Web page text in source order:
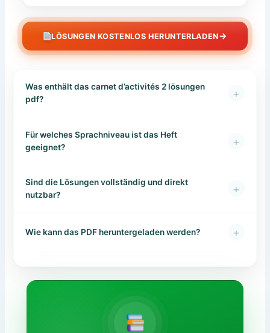
LÖSUNGEN KOSTENLOS HERUNTERLADEN→
Was enthält das carnet d’activités 2 lösungen
pdf?
+
Für welches Sprachniveau ist das Heft
geeignet?
+
Sind die Lösungen vollständig und direkt
nutzbar?
+
Wie kann das PDF heruntergeladen werden? +